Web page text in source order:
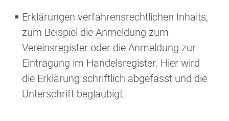
Erklärungen verfahrensrechtlichen Inhalts,
zum Beispiel die Anmeldung zum
Vereinsregister oder die Anmeldung zur
Eintragung im Handelsregister. Hier wird
die Erklärung schriftlich abgefasst und die
Unterschrift beglaubigt.